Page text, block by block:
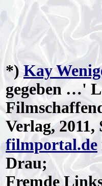
*) Kay
gegeben …'
Verlag,
filmportal.de
Drau;
Fremde